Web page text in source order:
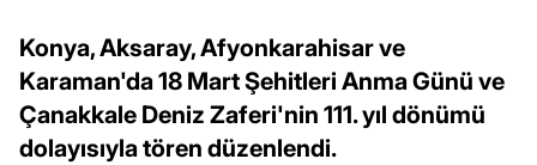
Konya, Aksaray, Afyonkarahisar ve
Karaman'da 18 Mart Şehitleri Anma Günü ve
Çanakkale Deniz Zaferi'nin 111. yıl dönümü
dolayısıyla tören düzenlendi.